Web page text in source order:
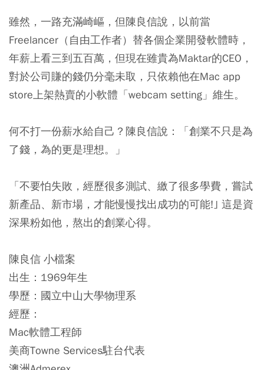
雖然，一路充滿崎嶇，但陳良信說，以前當
Freelancer（自由工作者）替各個企業開發軟體時，
年薪上看三到五百萬，但現在雖貴為Maktar的CEO，
對於公司賺的錢仍分毫未取，只依賴他在Mac app
store上架熱賣的小軟體「webcam setting」維生。
何不打一份薪水給自己？陳良信說：「創業不只是為
了錢，為的更是理想。」
「不要怕失敗，經歷很多測試、繳了很多學費，嘗試
新產品、新市場，才能慢慢找出成功的可能!｣ 這是資
深果粉如他，熬出的創業心得。
陳良信 小檔案
出生： 1969年生
學歷： 國立中山大學物理系
經歷：
Mac軟體工程師
美商Towne Services駐台代表